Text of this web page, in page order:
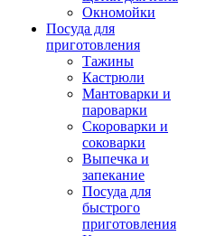
Окномойки
Посуда для
приготовления
Тажины
Кастрюли
Мантоварки и
пароварки
Скороварки и
соковарки
Выпечка и
запекание
Посуда для
быстрого
приготовления